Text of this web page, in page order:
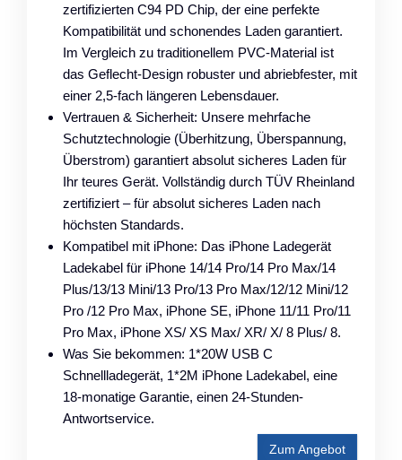
zertifizierten C94 PD Chip, der eine perfekte
Kompatibilität und schonendes Laden garantiert.
Im Vergleich zu traditionellem PVC-Material ist
das Geflecht-Design robuster und abriebfester, mit
einer 2,5-fach längeren Lebensdauer.
Vertrauen & Sicherheit: Unsere mehrfache
Schutztechnologie (Überhitzung, Überspannung,
Überstrom) garantiert absolut sicheres Laden für
Ihr teures Gerät. Vollständig durch TÜV Rheinland
zertifiziert – für absolut sicheres Laden nach
höchsten Standards.
Kompatibel mit iPhone: Das iPhone Ladegerät
Ladekabel für iPhone 14/14 Pro/14 Pro Max/14
Plus/13/13 Mini/13 Pro/13 Pro Max/12/12 Mini/12
Pro /12 Pro Max, iPhone SE, iPhone 11/11 Pro/11
Pro Max, iPhone XS/ XS Max/ XR/ X/ 8 Plus/ 8.
Was Sie bekommen: 1*20W USB C
Schnellladegerät, 1*2M iPhone Ladekabel, eine
18-monatige Garantie, einen 24-Stunden-
Antwortservice.
Zum Angebot